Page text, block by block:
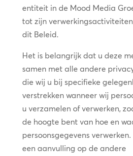
entiteit in de Mood Media
tot zijn
dit Beleid.
Het is belangrijk dat u deze
samen met alle andere
die wij u bij specifieke
verstrekken wanneer wij
u verzamelen of verwerken,
de hoogte bent van hoe en
persoonsgegevens
een aanvulling op de andere